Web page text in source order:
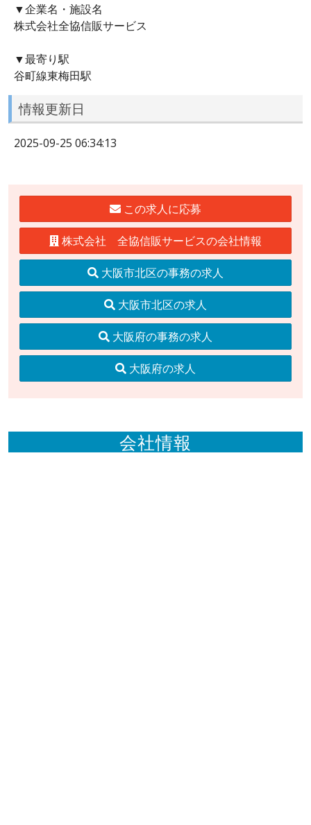
▼企業名・施設名
株式会社全協信販サービス
▼最寄り駅
谷町線東梅田駅
情報更新日
2025-09-25 06:34:13
この求人に応募
株式会社 全協信販サービスの会社情報
大阪市北区の事務の求人
大阪市北区の求人
大阪府の事務の求人
大阪府の求人
会社情報